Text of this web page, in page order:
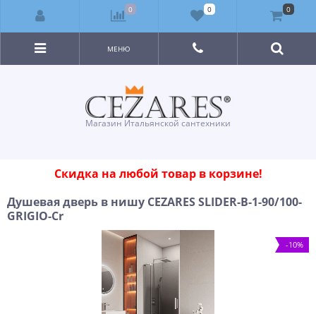
Магазин Итальянской сантехники
МЕНЮ
Скидка на любой товар в корзине!
Душевая дверь в нишу CEZARES SLIDER-B-1-90/100-
GRIGIO-Cr
-10%
0 0 0